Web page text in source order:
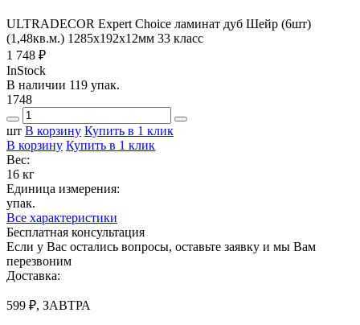
ULTRADECOR Expert Choice ламинат дуб Шейр (6шт)
(1,48кв.м.) 1285х192х12мм 33 класс
1 748 ₽
InStock
В наличии 119 упак.
1748
шт В корзину Купить в 1 клик
В корзину Купить в 1 клик
Вес:
16 кг
Единица измерения:
упак.
Все характеристики
Бесплатная консультация
Если у Вас остались вопросы, оставьте заявку и мы Вам
перезвоним
Доставка:
599 ₽, ЗАВТРА